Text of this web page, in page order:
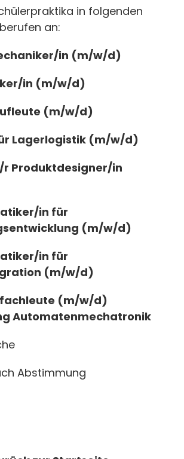
in folgenden
an:
in (m/w/d)
in (m/w/d)
(m/w/d)
Lagerlogistik (m/w/d)
r Produktdesigner/in
in für
(m/w/d)
in für
(m/w/d)
(m/w/d)
Automatenmechatronik
Abstimmung